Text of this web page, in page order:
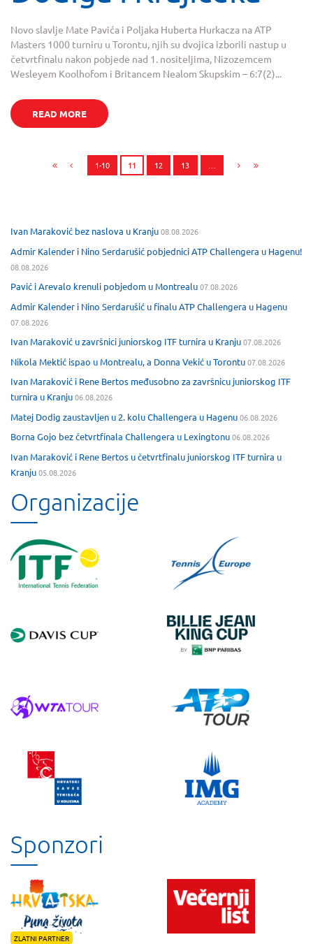
Novo slavlje Mate Pavića i Poljaka Huberta Hurkacza na ATP
Masters 1000 turniru u Torontu, njih su dvojica izborili nastup u
četvrtfinalu nakon pobjede nad 1. nositeljima, Nizozemcem
Wesleyem Koolhofom i Britancem Nealom Skupskim – 6:7(2)...
READ MORE
1-10 11 12 13 …
Ivan Maraković bez naslova u Kranju08.08.2026
Admir Kalender i Nino Serdarušić pobjednici ATP Challengera u Hagenu!
08.08.2026
Pavić i Arevalo krenuli pobjedom u Montrealu07.08.2026
Admir Kalender i Nino Serdarušić u finalu ATP Challengera u Hagenu
07.08.2026
Ivan Maraković u završnici juniorskog ITF turnira u Kranju07.08.2026
Nikola Mektić ispao u Montrealu, a Donna Vekić u Torontu07.08.2026
Ivan Maraković i Rene Bertos međusobno za završnicu juniorskog ITF
turnira u Kranju06.08.2026
Matej Dodig zaustavljen u 2. kolu Challengera u Hagenu06.08.2026
Borna Gojo bez četvrtfinala Challengera u Lexingtonu06.08.2026
Ivan Maraković i Rene Bertos u četvrtfinalu juniorskog ITF turnira u
Kranju05.08.2026
Organizacije
Sponzori
ZLATNI PARTNER